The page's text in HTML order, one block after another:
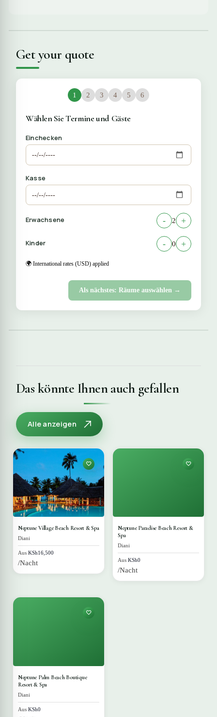
Get your quote
1 2 3 4 5 6
Wählen Sie Termine und Gäste
Einchecken
Kasse
Erwachsene - 2 +
Kinder - 0 +
🌍 International rates (USD) applied
Als nächstes: Räume auswählen →
Das könnte Ihnen auch gefallen
Alle anzeigen
Neptune Village Beach Resort & Spa
Diani
Aus KSh16,500
/Nacht
Neptune Paradise Beach Resort &
Spa
Diani
Aus KSh0
/Nacht
Neptune Palm Beach Boutique
Resort & Spa
Diani
Aus KSh0